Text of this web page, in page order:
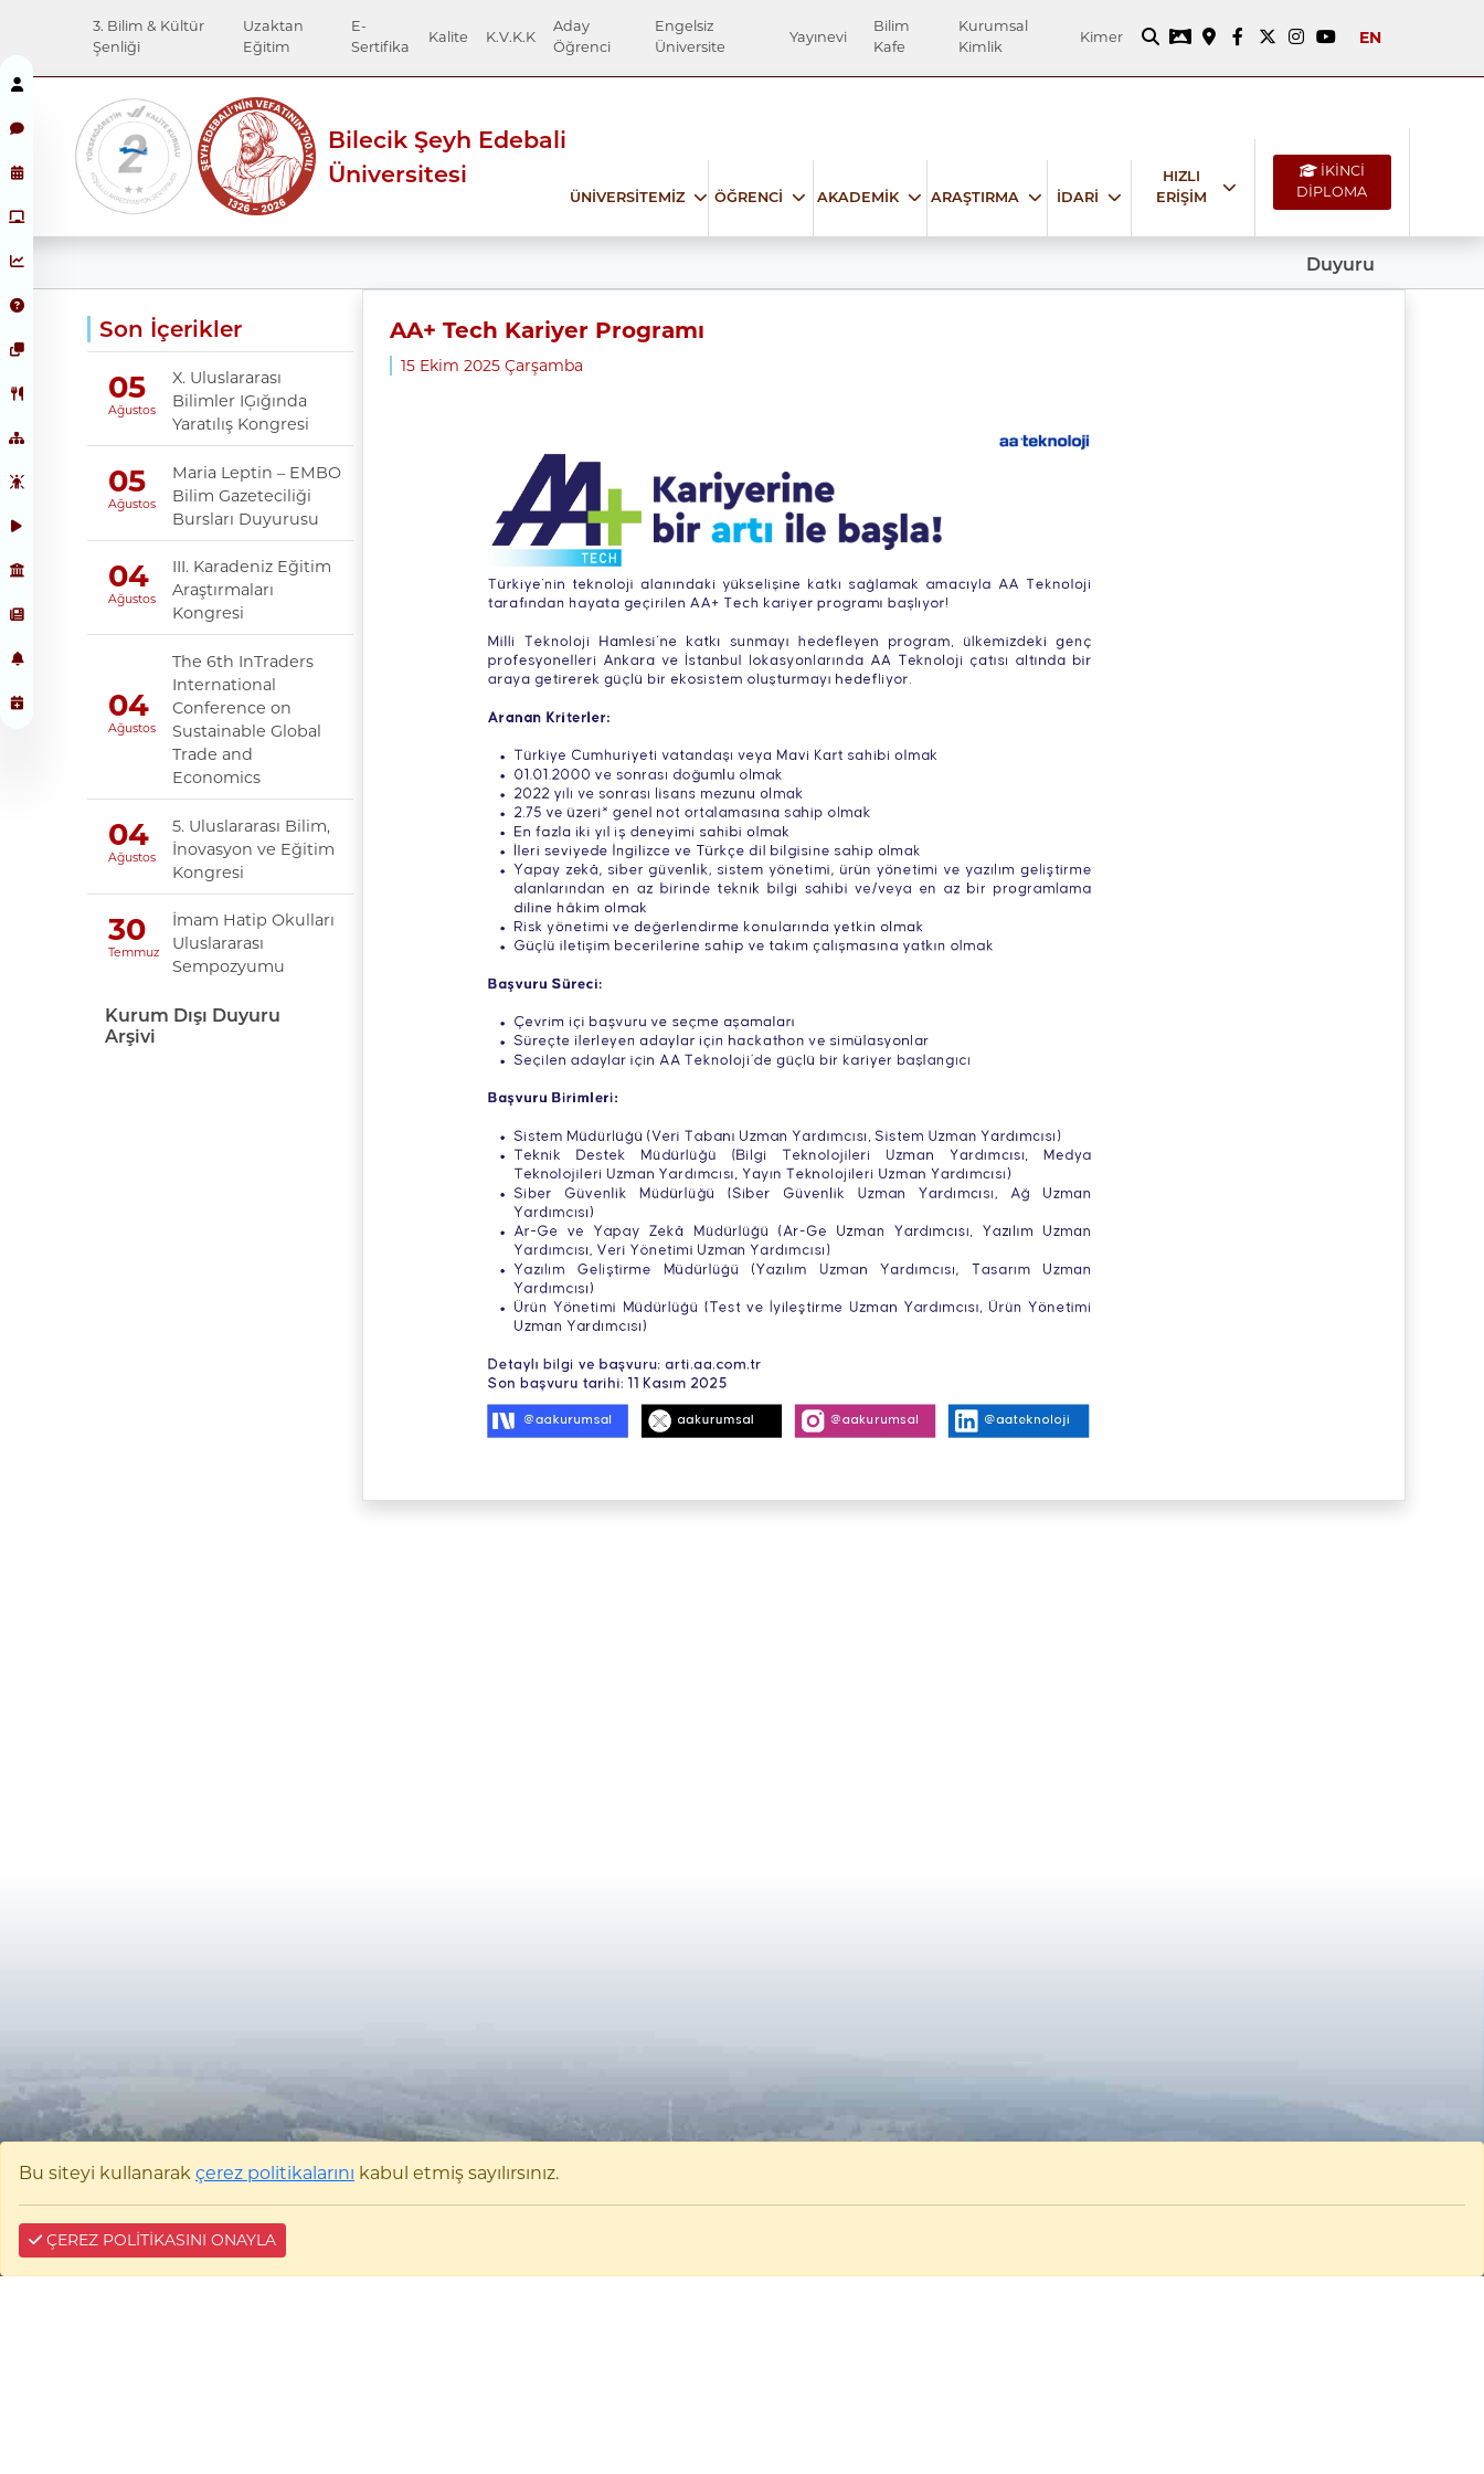
3. Bilim & Kültür
Şenliği
Uzaktan
Eğitim
E-
Sertifika
Kalite K.V.K.K
Aday
Öğrenci
Engelsiz
Üniversite
Yayınevi
Bilim
Kafe
Kurumsal
Kimlik
Kimer EN
Bilecik Şeyh Edebali
Üniversitesi
ÜNİVERSİTEMİZ ÖĞRENCİ AKADEMİK ARAŞTIRMA İDARİ
HIZLI
ERİŞİM
İKİNCİ
DİPLOMA
Duyuru
Son İçerikler
05
Ağustos
X. Uluslararası
Bilimler IĢığında
Yaratılış Kongresi
05
Ağustos
Maria Leptin – EMBO
Bilim Gazeteciliği
Bursları Duyurusu
04
Ağustos
III. Karadeniz Eğitim
Araştırmaları
Kongresi
04
Ağustos
The 6th InTraders
International
Conference on
Sustainable Global
Trade and
Economics
04
Ağustos
5. Uluslararası Bilim,
İnovasyon ve Eğitim
Kongresi
30
Temmuz
İmam Hatip Okulları
Uluslararası
Sempozyumu
Kurum Dışı Duyuru
Arşivi
AA+ Tech Kariyer Programı
15 Ekim 2025 Çarşamba
Bu siteyi kullanarak çerez politikalarını kabul etmiş sayılırsınız.
ÇEREZ POLİTİKASINI ONAYLA